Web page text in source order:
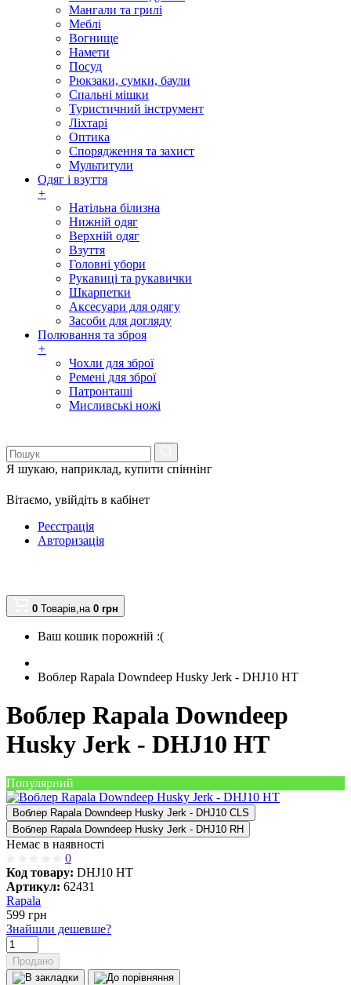
Мангали та грилі
Меблі
Вогнище
Намети
Посуд
Рюкзаки, сумки, баули
Спальні мішки
Туристичний інструмент
Ліхтарі
Оптика
Спорядження та захист
Мультитули
Одяг і взуття
+
Натільна білизна
Нижній одяг
Верхній одяг
Взуття
Головні убори
Рукавиці та рукавички
Шкарпетки
Аксесуари для одягу
Засоби для догляду
Полювання та зброя
+
Чохли для зброї
Ремені для зброї
Патронташі
Мисливські ножі
Я шукаю, наприклад, купити спіннінг
Вітаємо, увійдіть в кабінет
Реєстрація
Авторизація
0 Товарів,на 0 грн
Ваш кошик порожній :(
Воблер Rapala Downdeep Husky Jerk - DHJ10 HT
Воблер Rapala Downdeep
Husky Jerk - DHJ10 HT
Популярний
Воблер Rapala Downdeep Husky Jerk - DHJ10 CLS
Воблер Rapala Downdeep Husky Jerk - DHJ10 RH
Немає в наявності
0
Код товару: DHJ10 HT
Артикул: 62431
Rapala
599 грн
Знайшли дешевше?
Продано